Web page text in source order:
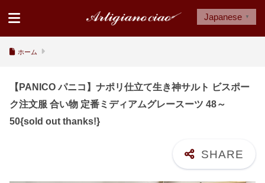
ホーム
【PANICO パニコ】ナポリ仕立て生き神サルト ビスポー
ク注文服 合い物 定番ミディアムグレースーツ 48～
50{sold out thanks!}
Japanese ▼